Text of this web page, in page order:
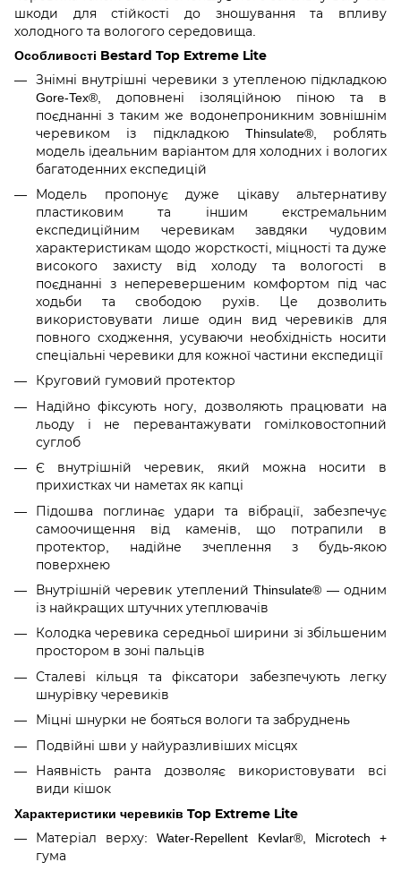
шкоди для стійкості до зношування та впливу
холодного та вологого середовища.
Особливості Bestard Top Extreme Lite
Знімні внутрішні черевики з утепленою підкладкою
Gore-Tex®, доповнені ізоляційною піною та в
поєднанні з таким же водонепроникним зовнішнім
черевиком із підкладкою Thinsulate®, роблять
модель ідеальним варіантом для холодних і вологих
багатоденних експедицій
Модель пропонує дуже цікаву альтернативу
пластиковим та іншим екстремальним
експедиційним черевикам завдяки чудовим
характеристикам щодо жорсткості, міцності та дуже
високого захисту від холоду та вологості в
поєднанні з неперевершеним комфортом під час
ходьби та свободою рухів. Це дозволить
використовувати лише один вид черевиків для
повного сходження, усуваючи необхідність носити
спеціальні черевики для кожної частини експедиції
Круговий гумовий протектор
Надійно фіксують ногу, дозволяють працювати на
льоду і не перевантажувати гомілковостопний
суглоб
Є внутрішній черевик, який можна носити в
прихистках чи наметах як капці
Підошва поглинає удари та вібрації, забезпечує
самоочищення від каменів, що потрапили в
протектор, надійне зчеплення з будь-якою
поверхнею
Внутрішній черевик утеплений Thinsulate® — одним
із найкращих штучних утеплювачів
Колодка черевика середньої ширини зі збільшеним
простором в зоні пальців
Сталеві кільця та фіксатори забезпечують легку
шнурівку черевиків
Міцні шнурки не бояться вологи та забруднень
Подвійні шви у найуразливіших місцях
Наявність ранта дозволяє використовувати всі
види кішок
Характеристики черевиків Top Extreme Lite
Матеріал верху: Water-Repellent Kevlar®, Microtech +
гума